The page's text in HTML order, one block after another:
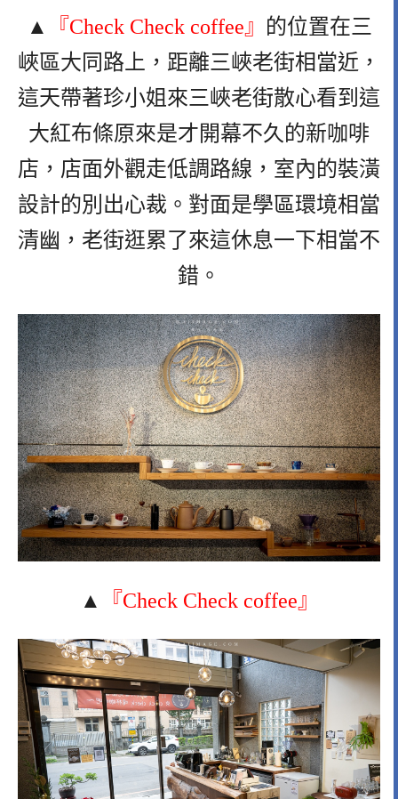
▲ 『Check Check coffee』 的位置在三
峽區大同路上，距離三峽老街相當近，
這天帶著珍小姐來三峽老街散心看到這
大紅布條原來是才開幕不久的新咖啡
店，店面外觀走低調路線，室內的裝潢
設計的別出心裁。對面是學區環境相當
清幽，老街逛累了來這休息一下相當不
錯。
▲ 『Check Check coffee』